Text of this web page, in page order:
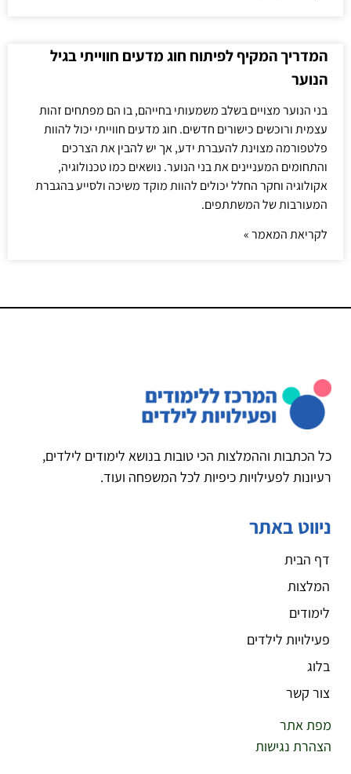
המדריך המקיף לפיתוח חוג מדעים חווייתי בגיל
הנוער
בני הנוער מצויים בשלב משמעותי בחייהם, בו הם מפתחים זהות
עצמית ורוכשים כישורים חדשים. חוג מדעים חווייתי יכול להוות
פלטפורמה מצוינת להעברת ידע, אך יש להבין את הצרכים
והתחומים המעניינים את בני הנוער. נושאים כמו טכנולוגיה,
אקולוגיה וחקר החלל יכולים להוות מוקד משיכה ולסייע בהגברת
המעורבות של המשתתפים.
לקריאת המאמר »
כל הכתבות וההמלצות הכי טובות בנושא לימודים לילדים,
רעיונות לפעילויות כיפיות לכל המשפחה ועוד.
ניווט באתר
דף הבית
המלצות
לימודים
פעילויות לילדים
בלוג
צור קשר
מפת אתר
הצהרת נגישות